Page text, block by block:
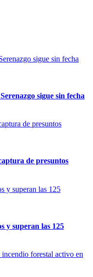
sigue sin fecha
de presuntos
y superan las 125